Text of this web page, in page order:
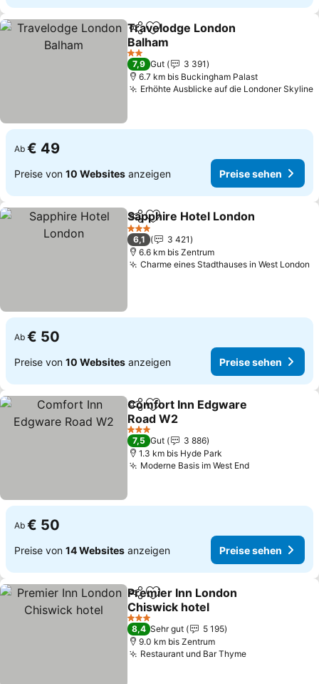
TeilenZu Favoriten hinzufügen
Travelodge London
Balham
Preise sehen
2 Sterne
7,9 Gut
3 391
6.7 km bis Buckingham Palast
Erhöhte Ausblicke auf die Londoner Skyline
Ab € 49
Preise von 10 Websites anzeigen Preise sehen
TeilenZu Favoriten hinzufügen
Sapphire Hotel London
3 Sterne
6,1
3 421
6.6 km bis Zentrum
Charme eines Stadthauses in West London
Ab € 50
Preise von 10 Websites anzeigen Preise sehen
TeilenZu Favoriten hinzufügen
Comfort Inn Edgware
Road W2
Preise sehen
3 Sterne
7,5 Gut
3 886
1.3 km bis Hyde Park
Moderne Basis im West EndPreise sehen
Ab € 50
Preise von 14 Websites anzeigen Preise sehen
TeilenZu Favoriten hinzufügen
Premier Inn London
Chiswick hotel
Preise sehen
3 Sterne
8,4 Sehr gut
5 195
9.0 km bis Zentrum
Restaurant und Bar ThymePreise sehen